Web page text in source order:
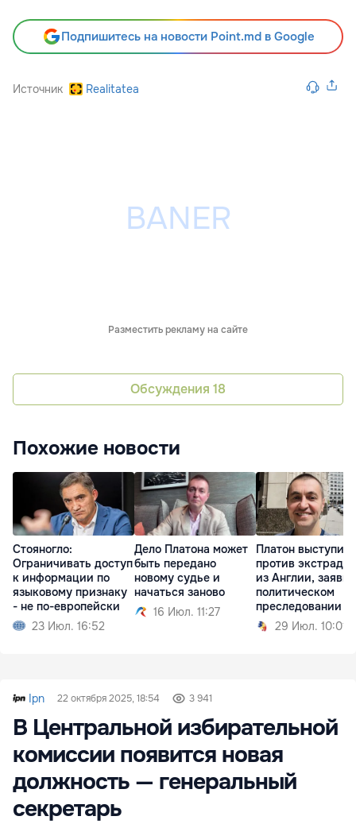
Подпишитесь на новости Point.md в Google
Источник Realitatea
Разместить рекламу на сайте
Обсуждения 18
Похожие новости
Стояногло:
Ограничивать доступ
к информации по
языковому признаку
- не по-европейски
23 Июл. 16:52
Дело Платона может
быть передано
новому судье и
начаться заново
16 Июл. 11:27
Платон выступил
против
из Англии,
политическом
преследовании
29 Июл. 10:01
Ipn 22 октября 2025, 18:54 3 941
В Центральной избирательной
комиссии появится новая
должность — генеральный
секретарь